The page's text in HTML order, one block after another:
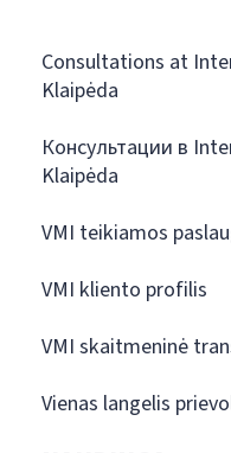
Consultations at
Klaipėda
Консультации в
Klaipėda
VMI teikiamos
VMI kliento profilis
VMI skaitmeninė
Vienas langelis